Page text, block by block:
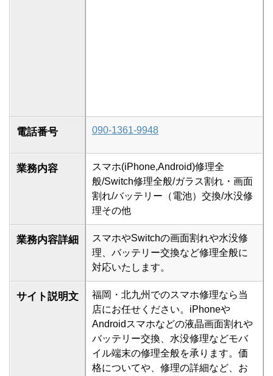
電話番号 090-1361-9948
業務内容
スマホ(iPhone,Android)修理全
般/Switch修理全般/ガラス割れ・画面
割れ/バッテリー（電池）交換/水没修
理その他
業務内容詳細
スマホやSwitchの画面割れや水没修
理、バッテリー交換など修理全般に
対応いたします。
サイト説明文 福岡・北九州でのスマホ修理なら当
店にお任せください。iPhoneや
Androidスマホなどの液晶画面割れや
バッテリー交換、水没修理などモバ
イル端末の修理全般を承ります。価
格についてや、修理の詳細など、お